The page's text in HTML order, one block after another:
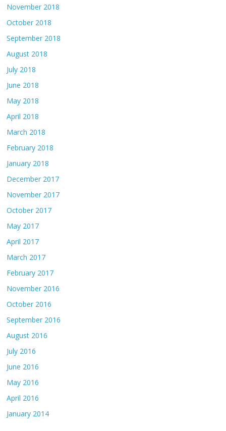
November 2018
October 2018
September 2018
August 2018
July 2018
June 2018
May 2018
April 2018
March 2018
February 2018
January 2018
December 2017
November 2017
October 2017
May 2017
April 2017
March 2017
February 2017
November 2016
October 2016
September 2016
August 2016
July 2016
June 2016
May 2016
April 2016
January 2014